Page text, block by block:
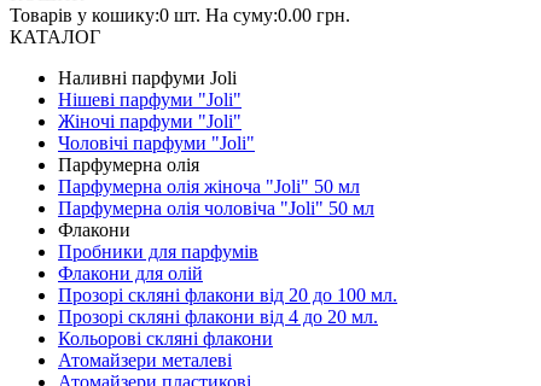
Товарів у кошику:0 шт. На суму:0.00 грн.
КАТАЛОГ
Наливнi парфуми Joli
Нішеві парфуми "Joli"
Жіночі парфуми "Joli"
Чоловічі парфуми "Joli"
Парфумерна олія
Парфумерна олія жіноча "Joli" 50 мл
Парфумерна олія чоловіча "Joli" 50 мл
Флакони
Пробники для парфумів
Флакони для олій
Прозорі скляні флакони від 20 до 100 мл.
Прозорі скляні флакони від 4 до 20 мл.
Кольорові скляні флакони
Атомайзери металеві
Атомайзери пластикові